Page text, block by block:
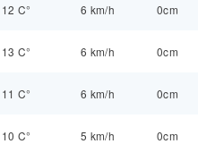
12 C° 6 km/h 0cm
13 C° 6 km/h 0cm
11 C° 6 km/h 0cm
10 C° 5 km/h 0cm